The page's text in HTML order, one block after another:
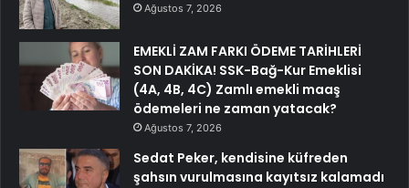
Ağustos 7, 2026
EMEKLİ ZAM FARKI ÖDEME TARİHLERİ
SON DAKİKA! SSK-Bağ-Kur Emeklisi
(4A, 4B, 4C) Zamlı emekli maaş
ödemeleri ne zaman yatacak?
Ağustos 7, 2026
Sedat Peker, kendisine küfreden
şahsın vurulmasına kayıtsız kalamadı